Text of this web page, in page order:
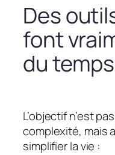
Des
font
du temps
L’objectif n’est
complexité, mais
simplifier la vie :